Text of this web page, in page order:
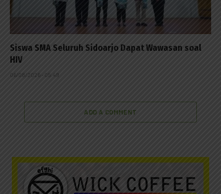
Siswa SMA Seluruh Sidoarjo Dapat Wawasan soal
HIV
06/08/2026 - 05:49
ADD A COMMENT